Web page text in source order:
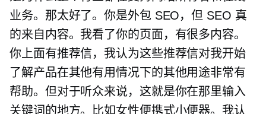
业务。那太好了。你是外包 SEO，但 SEO 真
的来自内容。我看了你的页面，有很多内容。
你上面有推荐信，我认为这些推荐信对我开始
了解产品在其他有用情况下的其他用途非常有
帮助。但对于听众来说，这就是你在那里输入
关键词的地方。比如女性便携式小便器。我认